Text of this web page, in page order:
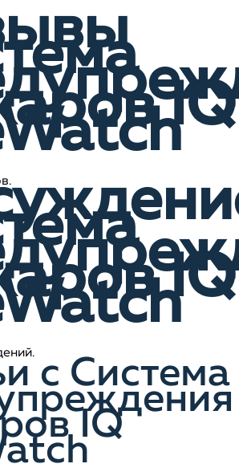
IQ
IQ
c Система
IQ